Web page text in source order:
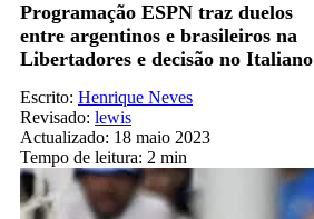
Programação ESPN traz duelos
entre argentinos e brasileiros na
Libertadores e decisão no Italiano
Escrito: Henrique Neves
Revisado: lewis
Actualizado: 18 maio 2023
Tempo de leitura: 2 min